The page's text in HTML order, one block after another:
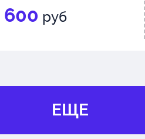
600 руб
ЕЩЕ